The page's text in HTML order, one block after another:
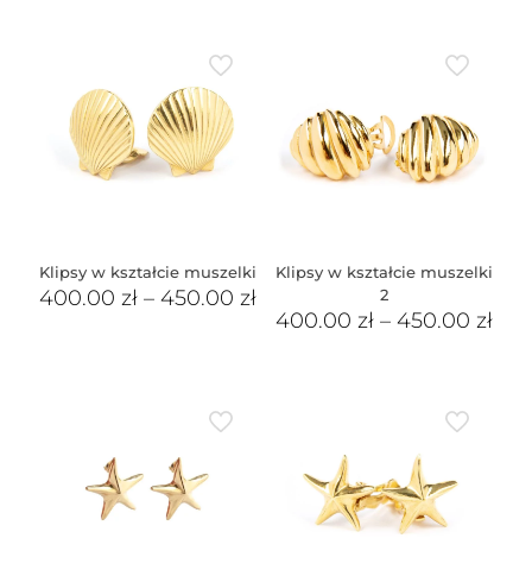
Klipsy w kształcie muszelki
400.00zł –450.00zł
Klipsy w kształcie muszelki
2
400.00 zł– 450.00 zł